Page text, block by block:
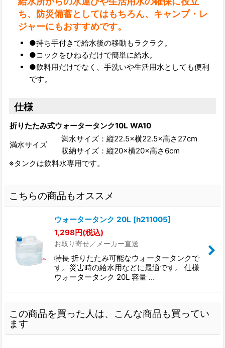
ち、防災備蓄としてはもちろん、キャンプ・レ
ジャーにもおすすめです。
●持ち手付きで給水後の移動もラクラク。
●コックをひねるだけで簡単に給水。
●飲料用だけでなく、手洗いや生活用水としても便利
です。
仕様
折りたたみ式ウォータータンク10L WA10
満水サイズ
満水サイズ：縦22.5×横22.5×高さ27cm
収納サイズ：縦20×横20×高さ6cm
※タンクは飲料水専用です。
こちらの商品もオススメ
ウォータータンク 20L [h211005]
1,298円(税込)
お取り寄せ／メーカー直送
特長 折りたたみ可能なウォータータンクで
す。災害時の給水用などに最適です。 仕様
ウォータータンク 20L 容量 …
この商品を買った人は、こんな商品も買ってい
ます